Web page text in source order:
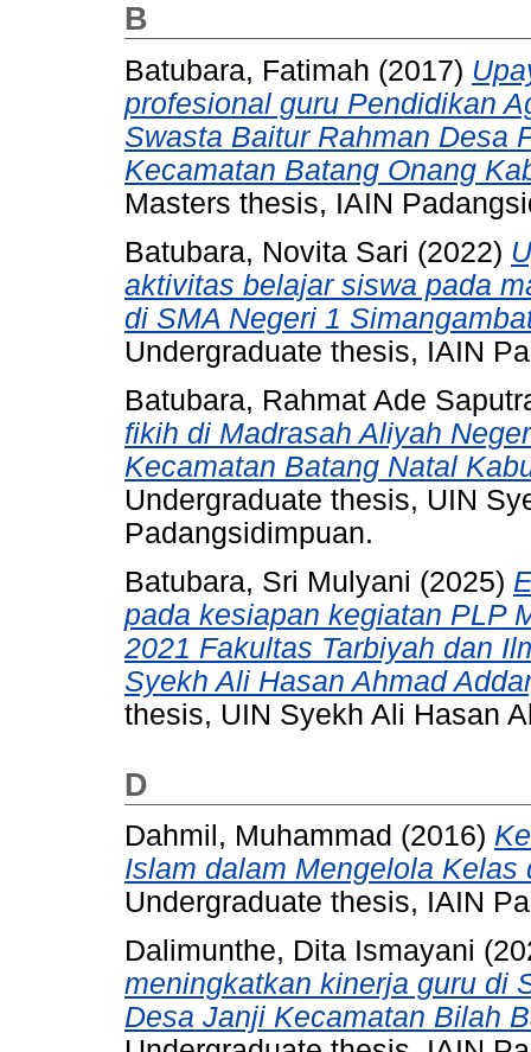
B
Batubara, Fatimah (2017)
profesional guru Pendidikan
Swasta Baitur Rahman Desa
Kecamatan Batang Onang
Masters thesis, IAIN
Batubara, Novita Sari (2022)
aktivitas belajar siswa pada
di SMA Negeri 1
Undergraduate thesis, IAIN
Batubara, Rahmat Ade
fikih di Madrasah Aliyah
Kecamatan Batang Natal
Undergraduate thesis, UIN
Padangsidimpuan.
Batubara, Sri Mulyani (2025)
pada kesiapan kegiatan PLP
2021 Fakultas Tarbiyah dan
Syekh Ali Hasan Ahmad
thesis, UIN Syekh Ali Hasan
D
Dahmil, Muhammad (2016)
Islam dalam Mengelola
Undergraduate thesis, IAIN
Dalimunthe, Dita Ismayani
meningkatkan kinerja guru di
Desa Janji Kecamatan Bilah